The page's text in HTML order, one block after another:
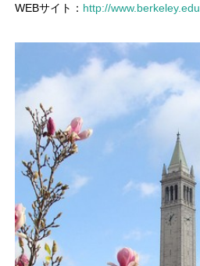
WEBサイト： http://www.berkeley.edu